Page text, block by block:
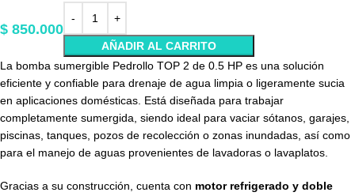
$ 850.000
AÑADIR AL CARRITO
La bomba sumergible Pedrollo TOP 2 de 0.5 HP es una solución
eficiente y confiable para drenaje de agua limpia o ligeramente sucia
en aplicaciones domésticas. Está diseñada para trabajar
completamente sumergida, siendo ideal para vaciar sótanos, garajes,
piscinas, tanques, pozos de recolección o zonas inundadas, así como
para el manejo de aguas provenientes de lavadoras o lavaplatos.
Gracias a su construcción, cuenta con motor refrigerado y doble